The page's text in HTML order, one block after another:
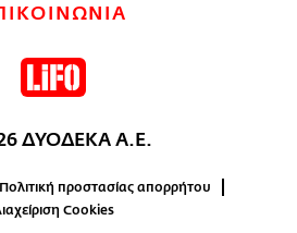
ΔΥΟΔΕΚΑ Α.Ε.
Πολιτική προστασίας απορρήτου
Cookies